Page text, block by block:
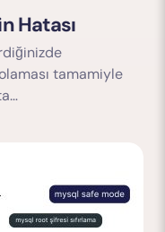
Hatası
tamamiyle